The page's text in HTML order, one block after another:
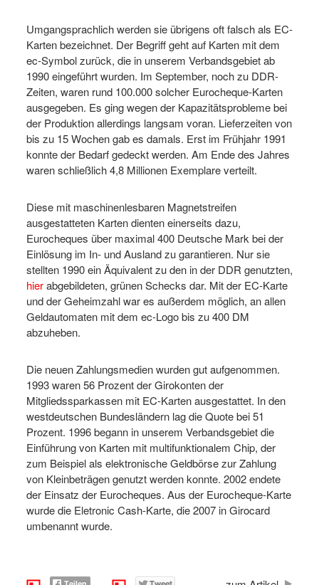
Umgangsprachlich werden sie übrigens oft falsch als EC-
Karten bezeichnet. Der Begriff geht auf Karten mit dem
ec-Symbol zurück, die in unserem Verbandsgebiet ab
1990 eingeführt wurden. Im September, noch zu DDR-
Zeiten, waren rund 100.000 solcher Eurocheque-Karten
ausgegeben. Es ging wegen der Kapazitätsprobleme bei
der Produktion allerdings langsam voran. Lieferzeiten von
bis zu 15 Wochen gab es damals. Erst im Frühjahr 1991
konnte der Bedarf gedeckt werden. Am Ende des Jahres
waren schließlich 4,8 Millionen Exemplare verteilt.
Diese mit maschinenlesbaren Magnetstreifen
ausgestatteten Karten dienten einerseits dazu,
Eurocheques über maximal 400 Deutsche Mark bei der
Einlösung im In- und Ausland zu garantieren. Nur sie
stellten 1990 ein Äquivalent zu den in der DDR genutzten,
hierabgebildeten, grünen Schecks dar. Mit der EC-Karte
und der Geheimzahl war es außerdem möglich, an allen
Geldautomaten mit dem ec-Logo bis zu 400 DM
abzuheben.
Die neuen Zahlungsmedien wurden gut aufgenommen.
1993 waren 56 Prozent der Girokonten der
Mitgliedssparkassen mit EC-Karten ausgestattet. In den
westdeutschen Bundesländern lag die Quote bei 51
Prozent. 1996 begann in unserem Verbandsgebiet die
Einführung von Karten mit multifunktionalem Chip, der
zum Beispiel als elektronische Geldbörse zur Zahlung
von Kleinbeträgen genutzt werden konnte. 2002 endete
der Einsatz der Eurocheques. Aus der Eurocheque-Karte
wurde die Eletronic Cash-Karte, die 2007 in Girocard
umbenannt wurde.